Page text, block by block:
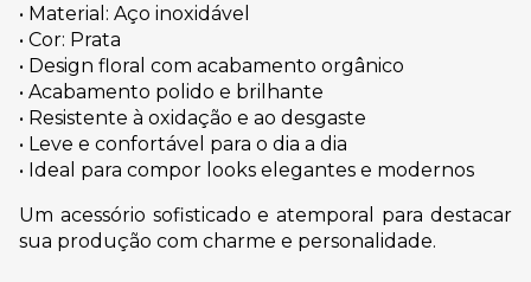
• Material: Aço inoxidável
• Cor: Prata
• Design floral com acabamento orgânico
• Acabamento polido e brilhante
• Resistente à oxidação e ao desgaste
• Leve e confortável para o dia a dia
• Ideal para compor looks elegantes e modernos
Um acessório sofisticado e atemporal para destacar
sua produção com charme e personalidade.